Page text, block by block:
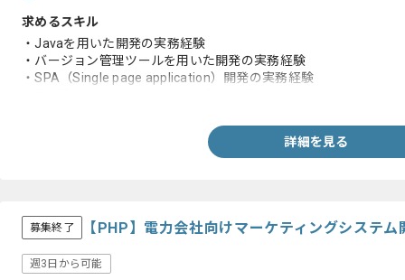
求めるスキル
・Javaを用いた開発の実務経験
・バージョン管理ツールを用いた開発の実務経験
・SPA（Single page application）開発の実務経験
詳細を見る
募集終了 【PHP】電力会社向けマーケティングシステ
週3日から可能